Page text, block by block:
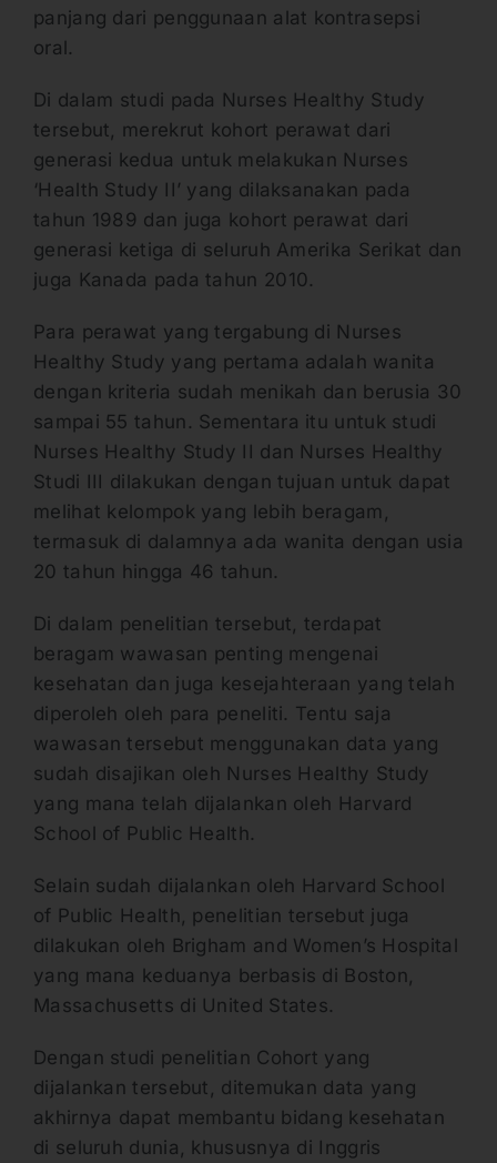
panjang dari penggunaan alat kontrasepsi
oral.
Di dalam studi pada Nurses Healthy Study
tersebut, merekrut kohort perawat dari
generasi kedua untuk melakukan Nurses
‘Health Study II’ yang dilaksanakan pada
tahun 1989 dan juga kohort perawat dari
generasi ketiga di seluruh Amerika Serikat dan
juga Kanada pada tahun 2010.
Para perawat yang tergabung di Nurses
Healthy Study yang pertama adalah wanita
dengan kriteria sudah menikah dan berusia 30
sampai 55 tahun. Sementara itu untuk studi
Nurses Healthy Study II dan Nurses Healthy
Studi III dilakukan dengan tujuan untuk dapat
melihat kelompok yang lebih beragam,
termasuk di dalamnya ada wanita dengan usia
20 tahun hingga 46 tahun.
Di dalam penelitian tersebut, terdapat
beragam wawasan penting mengenai
kesehatan dan juga kesejahteraan yang telah
diperoleh oleh para peneliti. Tentu saja
wawasan tersebut menggunakan data yang
sudah disajikan oleh Nurses Healthy Study
yang mana telah dijalankan oleh Harvard
School of Public Health.
Selain sudah dijalankan oleh Harvard School
of Public Health, penelitian tersebut juga
dilakukan oleh Brigham and Women’s Hospital
yang mana keduanya berbasis di Boston,
Massachusetts di United States.
Dengan studi penelitian Cohort yang
dijalankan tersebut, ditemukan data yang
akhirnya dapat membantu bidang kesehatan
di seluruh dunia, khususnya di Inggris